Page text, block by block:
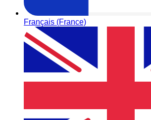
Français (France)